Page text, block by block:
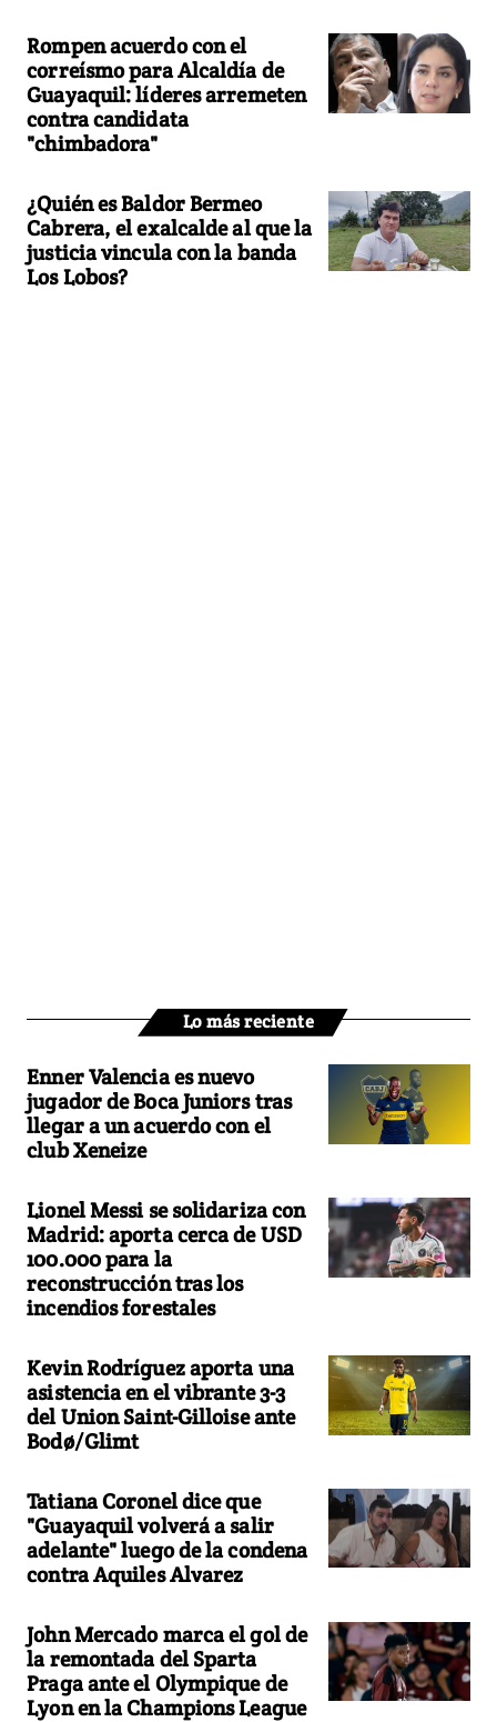
Rompen acuerdo con el
correísmo para Alcaldía de
Guayaquil: líderes arremeten
contra candidata
"chimbadora"
¿Quién es Baldor Bermeo
Cabrera, el exalcalde al que la
justicia vincula con la banda
Los Lobos?
Lo más reciente
Enner Valencia es nuevo
jugador de Boca Juniors tras
llegar a un acuerdo con el
club Xeneize
Lionel Messi se solidariza con
Madrid: aporta cerca de USD
100.000 para la
reconstrucción tras los
incendios forestales
Kevin Rodríguez aporta una
asistencia en el vibrante 3-3
del Union Saint-Gilloise ante
Bodø/Glimt
Tatiana Coronel dice que
"Guayaquil volverá a salir
adelante" luego de la condena
contra Aquiles Alvarez
John Mercado marca el gol de
la remontada del Sparta
Praga ante el Olympique de
Lyon en la Champions League